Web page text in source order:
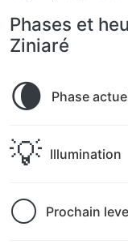
Phases et
Ziniaré
🌘 Phase
💡 Illumination
🌕 Prochain